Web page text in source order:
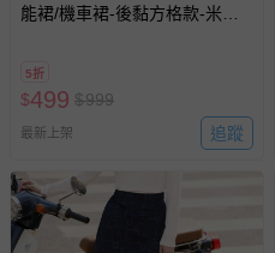
能裙/機車裙-後黏方格款-米茶
5折
$499 $999
最新上架 追蹤